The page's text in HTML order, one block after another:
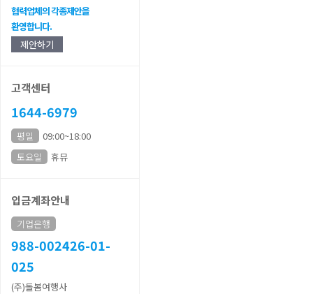
협력업체의 각종제안을
환영합니다.
제안하기
고객센터
1644-6979
평일
09:00~18:00
토요일
휴뮤
입금계좌안내
기업은행
988-002426-01-
025
(주)돌봄여행사